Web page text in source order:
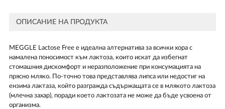
ОПИСАНИЕ НА ПРОДУКТА
МЕGGLE Lactose Free е идеална алтернатива за всички хора с
намалена поносимост към лактоза, които искат да избегнат
стомашния дискомфорт и неразположение при консумацията на
прясно мляко. По-точно това представлява липса или недостиг на
ензима лактаза, който разгражда съдържащата се в млякото лактоза
(млечна захар), поради което лактозата не може да бъде усвоена от
организма.